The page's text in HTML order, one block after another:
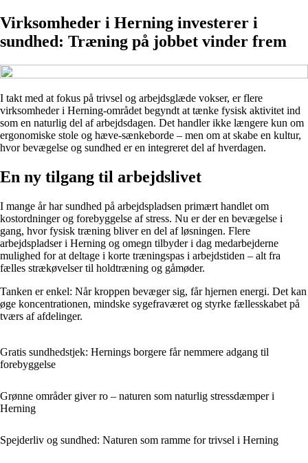
Virksomheder i Herning investerer i
sundhed: Træning på jobbet vinder frem
I takt med at fokus på trivsel og arbejdsglæde vokser, er flere
virksomheder i Herning-området begyndt at tænke fysisk aktivitet ind
som en naturlig del af arbejdsdagen. Det handler ikke længere kun om
ergonomiske stole og hæve-sænkeborde – men om at skabe en kultur,
hvor bevægelse og sundhed er en integreret del af hverdagen.
En ny tilgang til arbejdslivet
I mange år har sundhed på arbejdspladsen primært handlet om
kostordninger og forebyggelse af stress. Nu er der en bevægelse i
gang, hvor fysisk træning bliver en del af løsningen. Flere
arbejdspladser i Herning og omegn tilbyder i dag medarbejderne
mulighed for at deltage i korte træningspas i arbejdstiden – alt fra
fælles strækøvelser til holdtræning og gåmøder.
Tanken er enkel: Når kroppen bevæger sig, får hjernen energi. Det kan
øge koncentrationen, mindske sygefraværet og styrke fællesskabet på
tværs af afdelinger.
Gratis sundhedstjek: Hernings borgere får nemmere adgang til
forebyggelse
Grønne områder giver ro – naturen som naturlig stressdæmper i
Herning
Spejderliv og sundhed: Naturen som ramme for trivsel i Herning